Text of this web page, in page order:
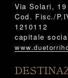
Via Solari,
Cod. Fisc./
1210112
capitale